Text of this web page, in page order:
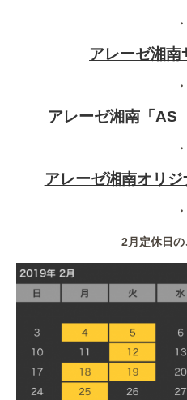
・
アレーゼ湘南
・
アレーゼ湘南「
・
アレーゼ湘南オリ
・
2月定休日